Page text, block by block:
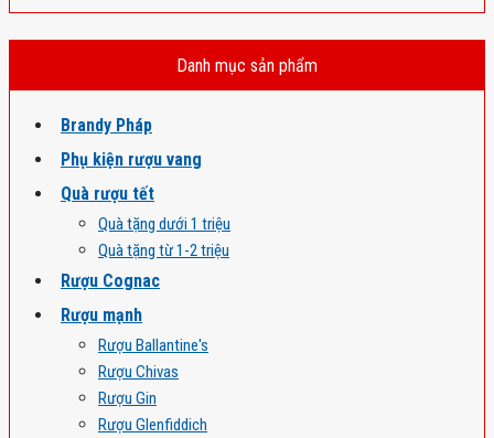
Danh mục sản phẩm
Brandy Pháp
Phụ kiện rượu vang
Quà rượu tết
Quà tặng dưới 1 triệu
Quà tặng từ 1-2 triệu
Rượu Cognac
Rượu mạnh
Rượu Ballantine's
Rượu Chivas
Rượu Gin
Rượu Glenfiddich